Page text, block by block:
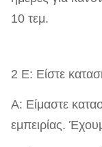
10 τεμ.
2 Ε: Είστε
Α: Είμαστε
εμπειρίας.